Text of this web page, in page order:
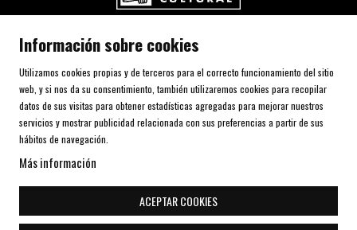
Carrer de l'Aurora, 80 (Plaça de Cal Font)
Telf. 93 805 00 75
AVISO LEGAL Y POLÍTICA DE PRIVACIDAD
DECLARACIÓN DE ACCESIBILIDAD
CONTACTO
Información sobre cookies
Utilizamos cookies propias y de terceros para el correcto funcionamiento del sitio
web, y si nos da su consentimiento, también utilizaremos cookies para recopilar
datos de sus visitas para obtener estadísticas agregadas para mejorar nuestros
servicios y mostrar publicidad relacionada con sus preferencias a partir de sus
hábitos de navegación.
Más información
ACEPTAR COOKIES